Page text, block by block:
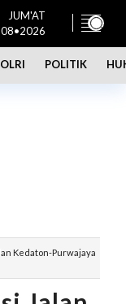
JUM'AT
POLITIK
Kedaton-Purwajaya